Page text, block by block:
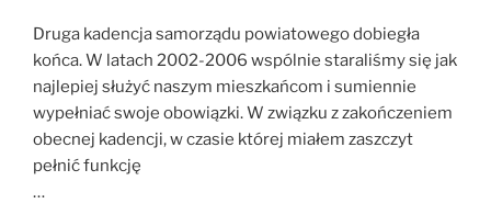
Druga kadencja samorządu powiatowego dobiegła
końca. W latach 2002-2006 wspólnie staraliśmy się jak
najlepiej służyć naszym mieszkańcom i sumiennie
wypełniać swoje obowiązki. W związku z zakończeniem
obecnej kadencji, w czasie której miałem zaszczyt
pełnić funkcję
…